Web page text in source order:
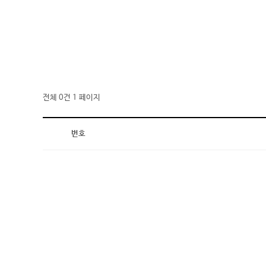
전체 0건 1 페이지
번호